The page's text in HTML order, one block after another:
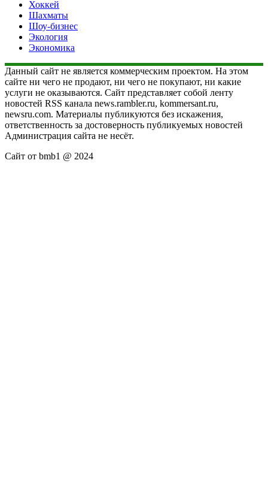
Хоккей
Шахматы
Шоу-бизнес
Экология
Экономика
Данный сайт не является коммерческим проектом. На этом
сайте ни чего не продают, ни чего не покупают, ни какие
услуги не оказываются. Сайт представляет собой ленту
новостей RSS канала news.rambler.ru, kommersant.ru,
newsru.com. Материалы публикуются без искажения,
ответственность за достоверность публикуемых новостей
Администрация сайта не несёт.
Сайт от bmb1 @ 2024